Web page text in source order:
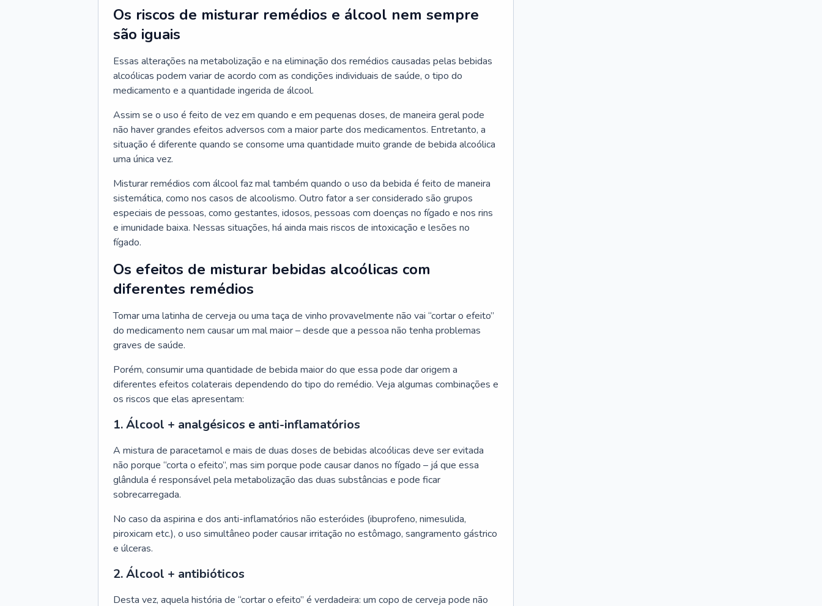
Os riscos de misturar remédios e álcool nem sempre
são iguais
Essas alterações na metabolização e na eliminação dos remédios causadas pelas bebidas
alcoólicas podem variar de acordo com as condições individuais de saúde, o tipo do
medicamento e a quantidade ingerida de álcool.
Assim se o uso é feito de vez em quando e em pequenas doses, de maneira geral pode
não haver grandes efeitos adversos com a maior parte dos medicamentos. Entretanto, a
situação é diferente quando se consome uma quantidade muito grande de bebida alcoólica
uma única vez.
Misturar remédios com álcool faz mal também quando o uso da bebida é feito de maneira
sistemática, como nos casos de alcoolismo. Outro fator a ser considerado são grupos
especiais de pessoas, como gestantes, idosos, pessoas com doenças no fígado e nos rins
e imunidade baixa. Nessas situações, há ainda mais riscos de intoxicação e lesões no
fígado.
Os efeitos de misturar bebidas alcoólicas com
diferentes remédios
Tomar uma latinha de cerveja ou uma taça de vinho provavelmente não vai “cortar o efeito”
do medicamento nem causar um mal maior – desde que a pessoa não tenha problemas
graves de saúde.
Porém, consumir uma quantidade de bebida maior do que essa pode dar origem a
diferentes efeitos colaterais dependendo do tipo do remédio. Veja algumas combinações e
os riscos que elas apresentam:
1. Álcool + analgésicos e anti-inflamatórios
A mistura de paracetamol e mais de duas doses de bebidas alcoólicas deve ser evitada
não porque “corta o efeito”, mas sim porque pode causar danos no fígado – já que essa
glândula é responsável pela metabolização das duas substâncias e pode ficar
sobrecarregada.
No caso da aspirina e dos anti-inflamatórios não esteróides (ibuprofeno, nimesulida,
piroxicam etc.), o uso simultâneo poder causar irritação no estômago, sangramento gástrico
e úlceras.
2. Álcool + antibióticos
Desta vez, aquela história de “cortar o efeito” é verdadeira: um copo de cerveja pode não